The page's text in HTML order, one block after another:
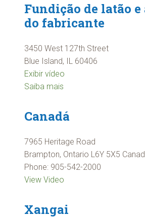
Fundição de latão
do fabricante
3450 West 127th Street
Blue Island, IL 60406
Exibir vídeo
Saiba mais
Canadá
7965 Heritage Road
Brampton, Ontario L6Y 5X5
Phone: 905-542-2000
View Video
Xangai